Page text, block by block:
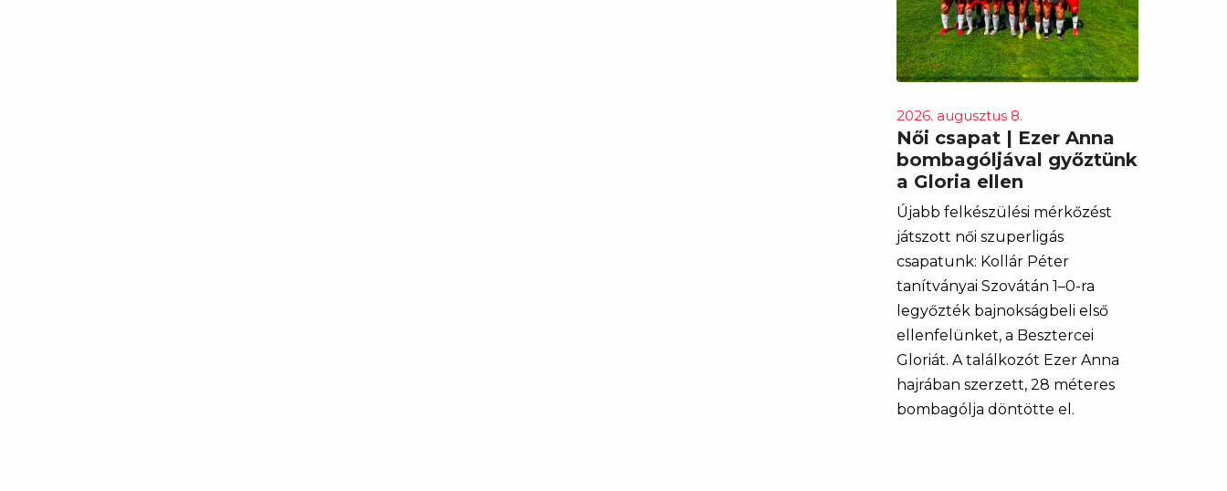
2026. augusztus 8.
Női csapat | Ezer Anna
bombagóljával győztünk
a Gloria ellen
Újabb felkészülési mérkőzést
játszott női szuperligás
csapatunk: Kollár Péter
tanítványai Szovátán 1–0-ra
legyőzték bajnokságbeli első
ellenfelünket, a Besztercei
Gloriát. A találkozót Ezer Anna
hajrában szerzett, 28 méteres
bombagólja döntötte el.